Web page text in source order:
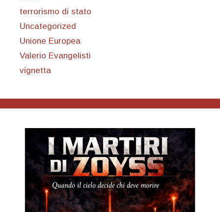
terrorismo di stato
Uncategorized
Unione Europea
Valerio Evangelisti
vignetta